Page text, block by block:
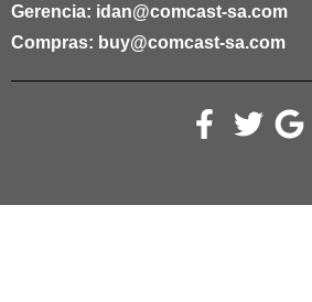
Gerencia: idan@comcast-sa.com
Compras: buy@comcast-sa.com